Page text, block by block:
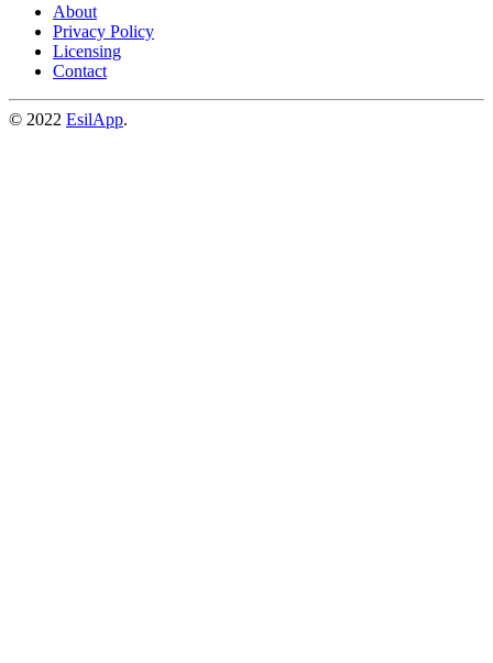
About
Privacy Policy
Licensing
Contact
© 2022 EsilApp.